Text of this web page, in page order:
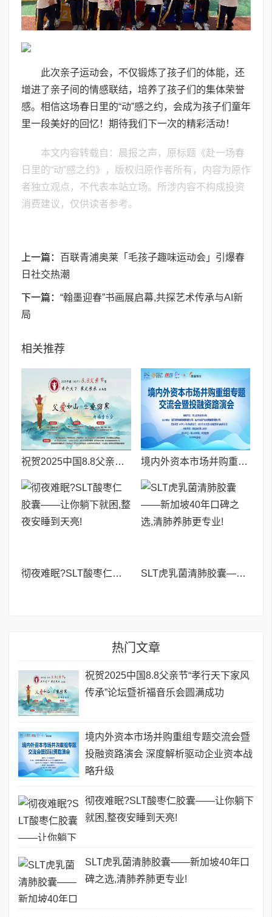
此次亲子运动会，不仅锻炼了孩子们的体能，还
增进了亲子间的情感联结，培养了孩子们的集体荣誉
感。相信这场春日里的“动”感之约，会成为孩子们童年
里一段美好的回忆！期待我们下一次的精彩活动！
本文内容转载自：晨报之声，原标题《赴一场春
日里的“动”感之约》，版权归原作者所有，内容为原作
者独立观点，不代表本站立场。所涉内容不构成投资
消费建议，仅供读者参考。
上一篇： 百联青浦奥莱「毛孩子趣味运动会」引爆春
日社交热潮
下一篇： “翰墨迎春”书画展启幕,共探艺术传承与AI新
局
相关推荐
祝贺2025中国8.8父亲节“孝行天下家风传承”论坛暨祈福音乐会圆满成功 境内外资本市场并购重组专题交流会暨投融资路演会 深度解析驱动企业资本战略升级
彻夜难眠?SLT酸枣仁胶囊——让你躺下就困,整夜安睡到天亮! SLT虎乳菌清肺胶囊——新加坡40年口碑之选,清肺养肺更专业!
热门文章
祝贺2025中国8.8父亲节“孝行天下家风
传承”论坛暨祈福音乐会圆满成功
境内外资本市场并购重组专题交流会暨
投融资路演会 深度解析驱动企业资本战
略升级
彻夜难眠?SLT酸枣仁胶囊——让你躺下
就困,整夜安睡到天亮!
SLT虎乳菌清肺胶囊——新加坡40年口
碑之选,清肺养肺更专业!